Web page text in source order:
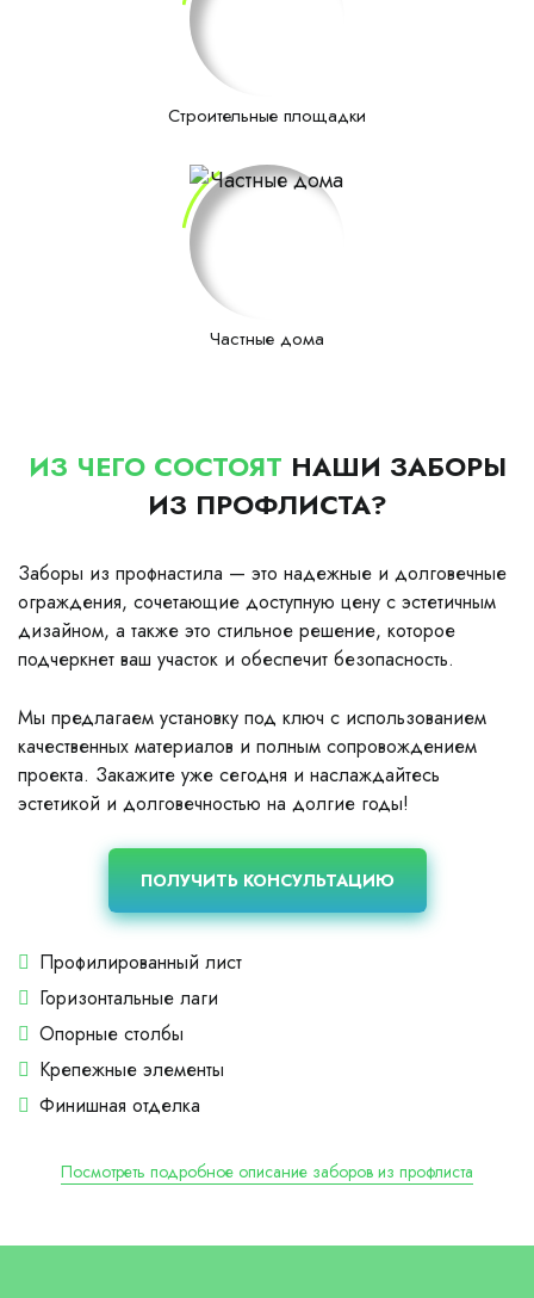
Строительные площадки
Частные дома
ИЗ ЧЕГО СОСТОЯТ НАШИ ЗАБОРЫ
ИЗ ПРОФЛИСТА?
Заборы из профнастила — это надежные и долговечные
ограждения, сочетающие доступную цену с эстетичным
дизайном, а также это стильное решение, которое
подчеркнет ваш участок и обеспечит безопасность.
Мы предлагаем установку под ключ с использованием
качественных материалов и полным сопровождением
проекта. Закажите уже сегодня и наслаждайтесь
эстетикой и долговечностью на долгие годы!
ПОЛУЧИТЬ КОНСУЛЬТАЦИЮ
Профилированный лист
Горизонтальные лаги
Опорные столбы
Крепежные элементы
Финишная отделка
Посмотреть подробное описание заборов из профлиста